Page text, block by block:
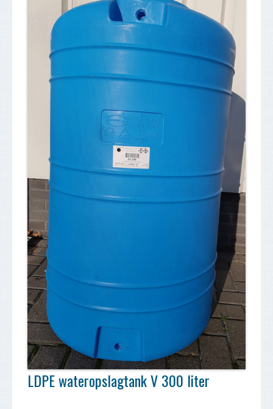
Plaats een zoekopdracht
Transport
Service
LDPE wateropslagtank V 300 liter